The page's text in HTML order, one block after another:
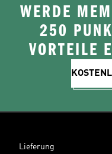
WERDE
250
VORTEILE
Lieferung